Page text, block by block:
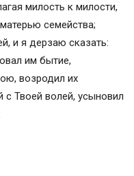
милость к милости,
семейства;
и я дерзаю сказать:
им бытие,
возродил их
Твоей волей, усыновил